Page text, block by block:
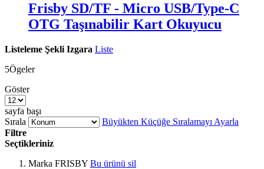
Frisby SD/TF - Micro USB/Type-C
OTG Taşınabilir Kart Okuyucu
Listeleme Şekli Izgara Liste
5Ögeler
Göster
sayfa başı
Sırala
Büyükten Küçüğe Sıralamayı Ayarla
Filtre
Seçtikleriniz
Marka FRISBY Bu ürünü sil